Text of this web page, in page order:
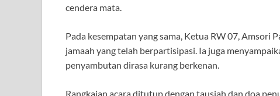
cendera mata.
Pada kesempatan yang sama, Ketua RW 07, Amsori
jamaah yang telah berpartisipasi. Ia juga
penyambutan dirasa kurang berkenan.
Rangkaian acara ditutup dengan tausiah dan doa